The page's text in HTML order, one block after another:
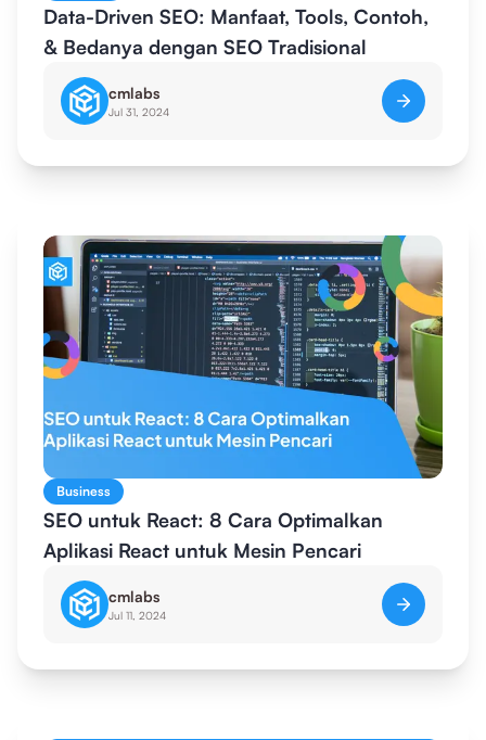
Data-Driven SEO: Manfaat, Tools, Contoh,
& Bedanya dengan SEO Tradisional
cmlabs
Jul 31, 2024
Business
SEO untuk React: 8 Cara Optimalkan
Aplikasi React untuk Mesin Pencari
cmlabs
Jul 11, 2024